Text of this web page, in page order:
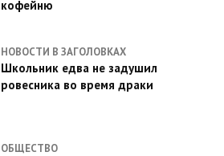
кофейню
НОВОСТИ В ЗАГОЛОВКАХ
Школьник едва не задушил
ровесника во время драки
ОБЩЕСТВО